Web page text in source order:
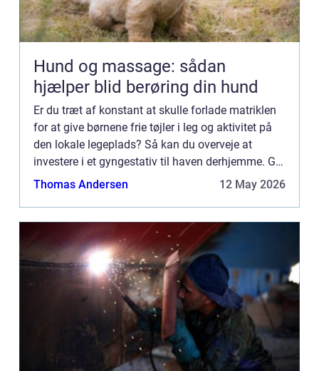
Hund og massage: sådan
hjælper blid berøring din hund
Er du træt af konstant at skulle forlade matriklen
for at give børnene frie tøjler i leg og aktivitet på
den lokale legeplads? Så kan du overveje at
investere i et gyngestativ til haven derhjemme. Giv
børnene den ultimativ gave – et gyngestativ i
Thomas Andersen 12 May 2026